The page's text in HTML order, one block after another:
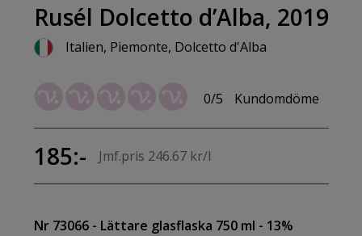
Rusél Dolcetto d’Alba, 2019
Italien, Piemonte, Dolcetto d'Alba
0/5 Kundomdöme
185:- Jmf.pris 246.67 kr/l
Nr 73066 - Lättare glasflaska 750 ml - 13%